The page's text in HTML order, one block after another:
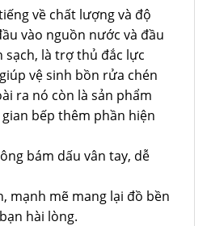
về chất lượng và độ
vào nguồn nước và đầu
là trợ thủ đắc lực
vệ sinh bồn rửa chén
ra nó còn là sản phẩm
bếp thêm phần hiện
bám dấu vân tay, dễ
mạnh mẽ mang lại đồ bền
hài lòng.